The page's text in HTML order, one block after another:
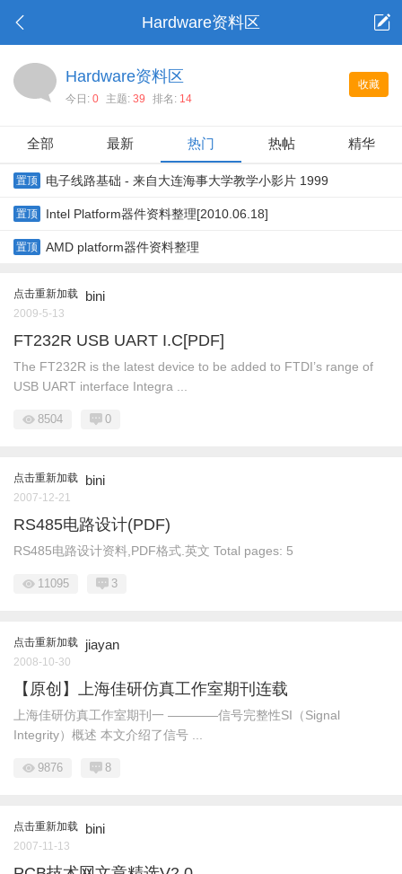
Hardware资料区
收藏
Hardware资料区
今日: 0 主题: 39 排名: 14
全部 最新 热门 热帖 精华
置顶 电子线路基础 - 来自大连海事大学教学小影片 1999
置顶 Intel Platform器件资料整理[2010.06.18]
置顶 AMD platform器件资料整理
点击重新加载 bini
2009-5-13
FT232R USB UART I.C[PDF]
The FT232R is the latest device to be added to FTDI’s range of
USB UART interface Integra ...
8504 0
点击重新加载 bini
2007-12-21
RS485电路设计(PDF)
RS485电路设计资料,PDF格式.英文 Total pages: 5
11095 3
点击重新加载 jiayan
2008-10-30
【原创】上海佳研仿真工作室期刊连载
上海佳研仿真工作室期刊一 ――――信号完整性SI（Signal
Integrity）概述 本文介绍了信号 ...
9876 8
点击重新加载 bini
2007-11-13